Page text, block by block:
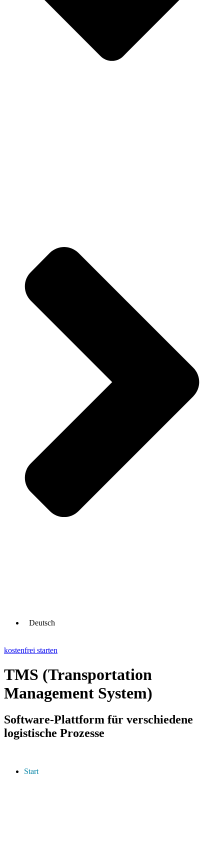
Deutsch
kostenfrei starten
TMS (Transportation
Management System)
Software-Plattform für verschiedene
logistische Prozesse
Start